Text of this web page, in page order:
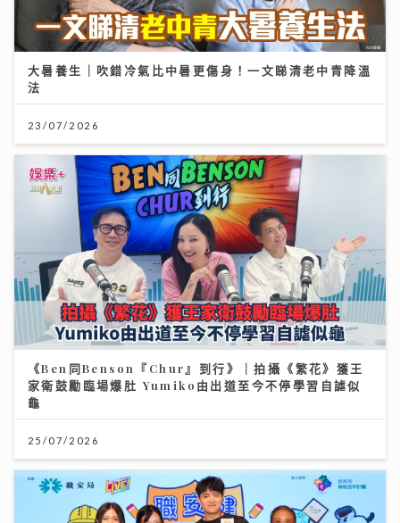
大暑養生｜吹錯冷氣比中暑更傷身！一文睇清老中青降溫
法
23/07/2026
《Ben同Benson『Chur』到行》｜拍攝《繁花》獲王
家衛鼓勵臨場爆肚 Yumiko由出道至今不停學習自謔似
龜
25/07/2026